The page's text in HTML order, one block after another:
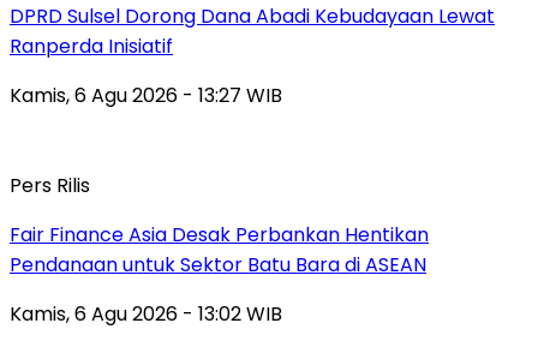
DPRD Sulsel Dorong Dana Abadi Kebudayaan Lewat
Ranperda Inisiatif
Kamis, 6 Agu 2026 - 13:27 WIB
Pers Rilis
Fair Finance Asia Desak Perbankan Hentikan
Pendanaan untuk Sektor Batu Bara di ASEAN
Kamis, 6 Agu 2026 - 13:02 WIB